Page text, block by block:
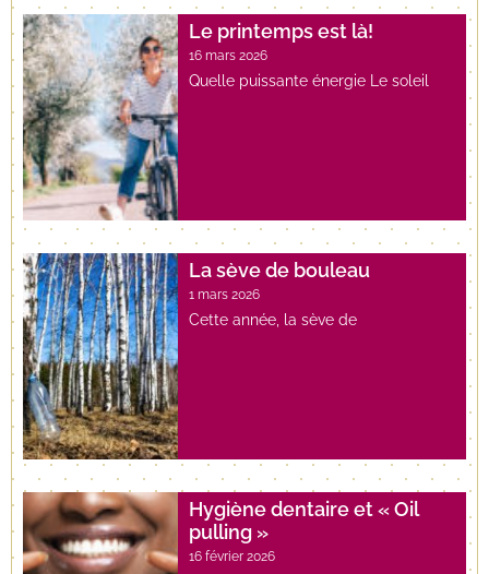
Le printemps est là!
16 mars 2026
Quelle puissante énergie Le soleil
La sève de bouleau
1 mars 2026
Cette année, la sève de
Hygiène dentaire et « Oil
pulling »
16 février 2026